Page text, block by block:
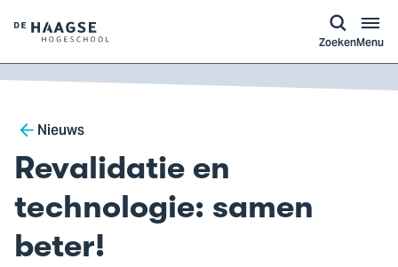
Logo
van
De
Hogeschool,
ga
naar
de
homepagina
ZoekenMenu
Breadcrumb
Nieuws
Revalidatie en
technologie: samen
beter!